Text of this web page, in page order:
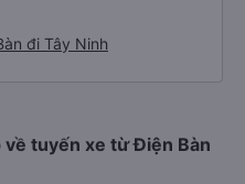
đi Tây Ninh
tuyến xe từ Điện Bàn